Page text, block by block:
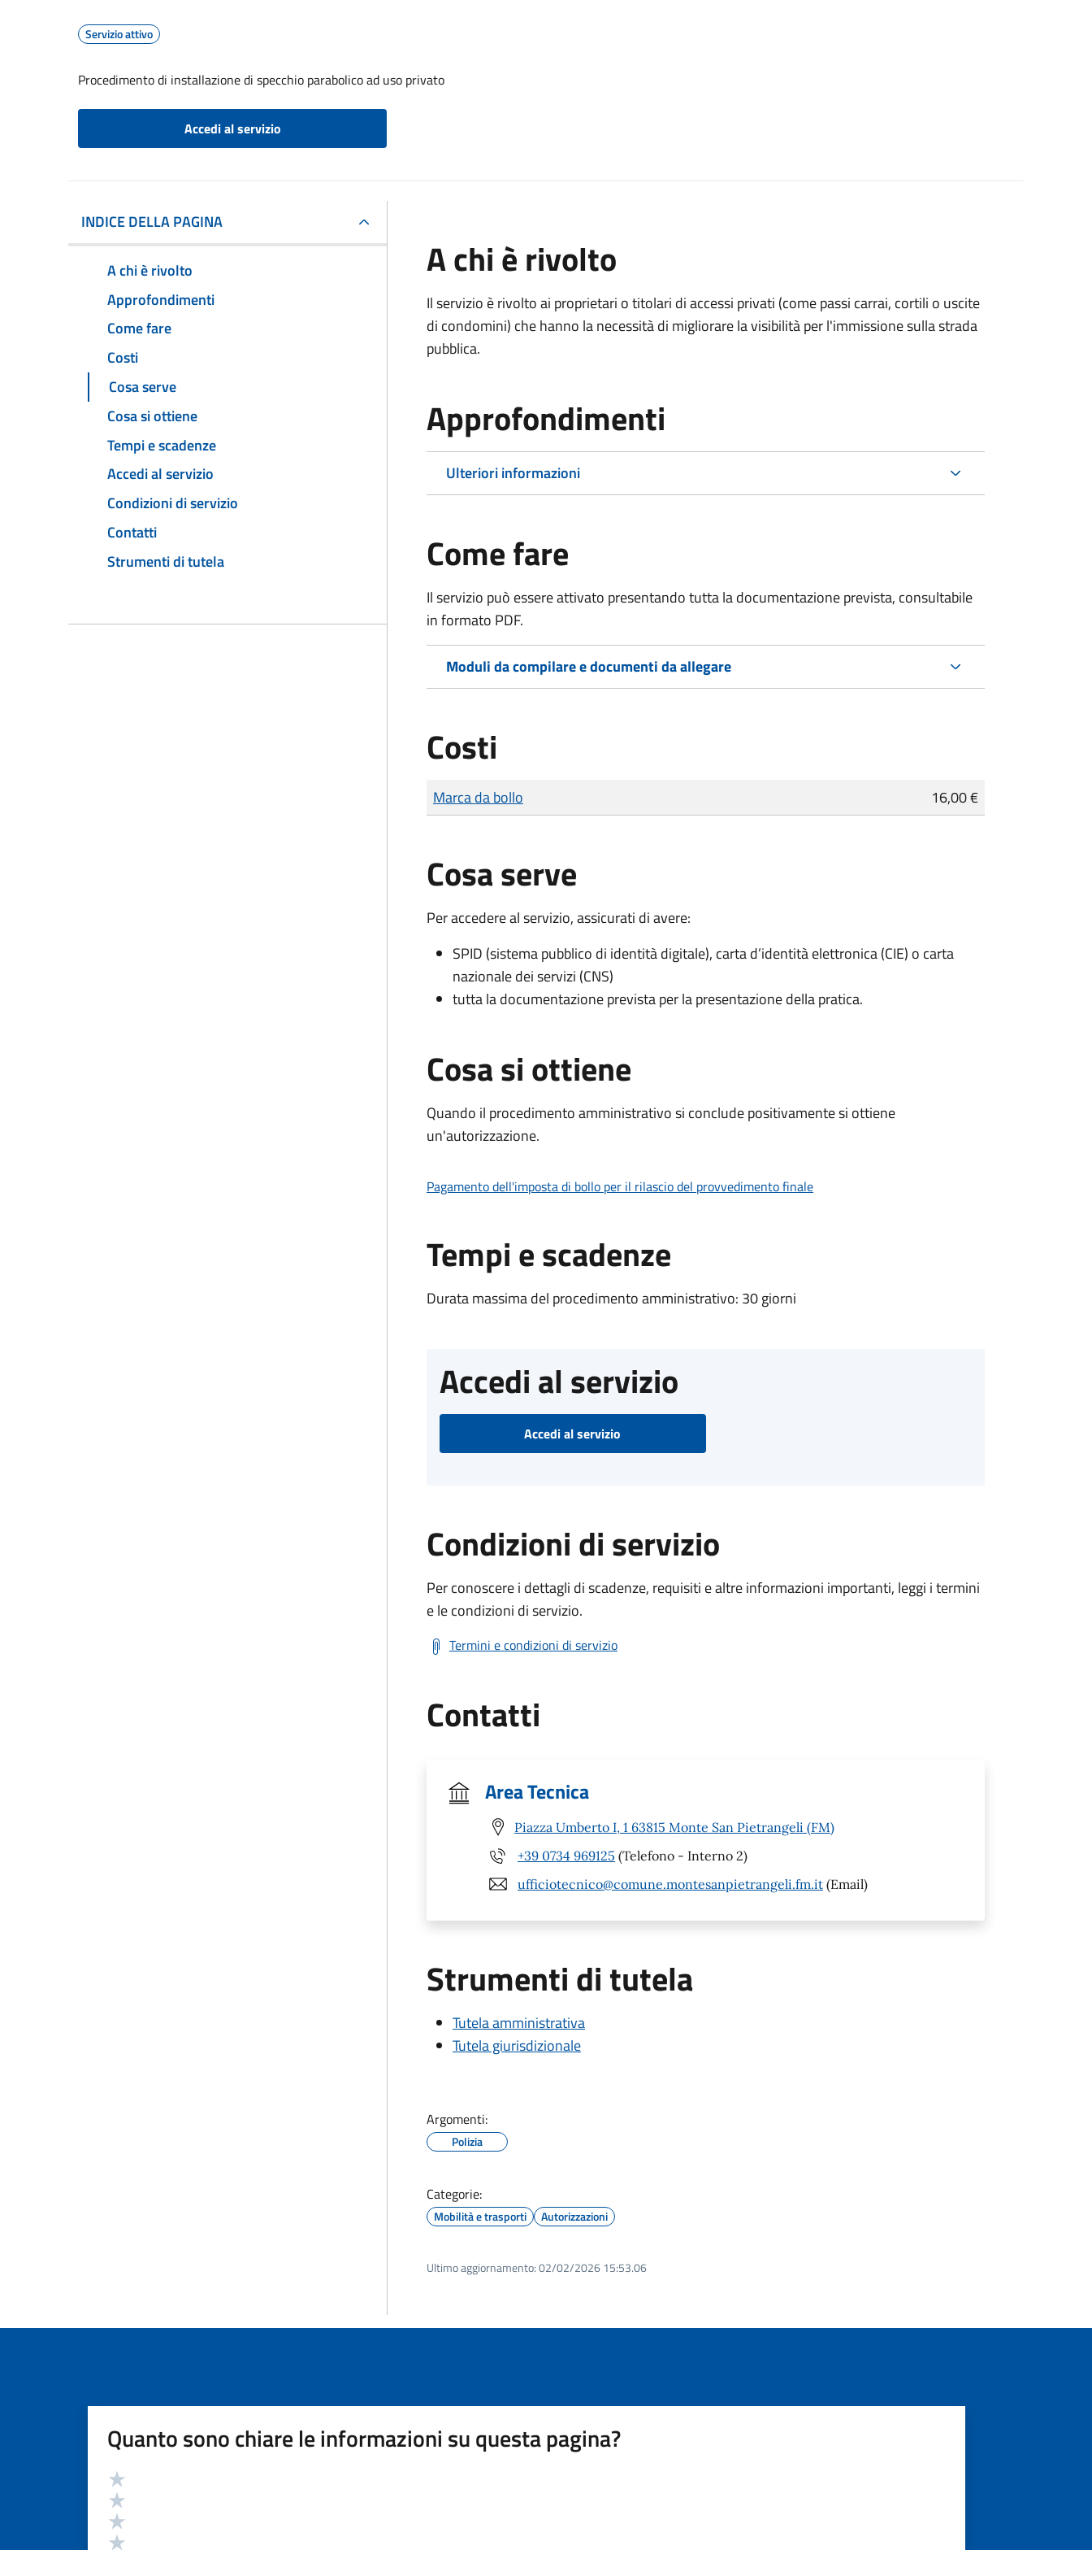
Servizio attivo
Procedimento di installazione di specchio parabolico ad uso privato
Accedi al servizio
INDICE DELLA PAGINA
A chi è rivolto
Approfondimenti
Come fare
Costi
Cosa serve
Cosa si ottiene
Tempi e scadenze
Accedi al servizio
Condizioni di servizio
Contatti
Strumenti di tutela
A chi è rivolto
Il servizio è rivolto ai proprietari o titolari di accessi privati (come passi carrai, cortili o uscite
di condomini) che hanno la necessità di migliorare la visibilità per l'immissione sulla strada
pubblica.
Approfondimenti
Ulteriori informazioni
Come fare
Il servizio può essere attivato presentando tutta la documentazione prevista, consultabile
in formato PDF.
Moduli da compilare e documenti da allegare
Costi
Tipo di pagamento
Importo
Marca da bollo 16,00 €
Cosa serve
Per accedere al servizio, assicurati di avere:
SPID (sistema pubblico di identità digitale), carta d’identità elettronica (CIE) o carta
nazionale dei servizi (CNS)
tutta la documentazione prevista per la presentazione della pratica.
Cosa si ottiene
Quando il procedimento amministrativo si conclude positivamente si ottiene
un'autorizzazione.
Pagamento dell'imposta di bollo per il rilascio del provvedimento finale
Tempi e scadenze
Durata massima del procedimento amministrativo: 30 giorni
Accedi al servizio
Accedi al servizio
Condizioni di servizio
Per conoscere i dettagli di scadenze, requisiti e altre informazioni importanti, leggi i termini
e le condizioni di servizio.
Termini e condizioni di servizio
Contatti
Area Tecnica
Piazza Umberto I, 1 63815 Monte San Pietrangeli (FM)
+39 0734 969125 (Telefono - Interno 2)
ufficiotecnico@comune.montesanpietrangeli.fm.it (Email)
Strumenti di tutela
Tutela amministrativa
Tutela giurisdizionale
Argomenti:
Polizia
Categorie:
Mobilità e trasporti Autorizzazioni
Ultimo aggiornamento:02/02/2026 15:53.06
Quanto sono chiare le informazioni su questa pagina?
Valutazione